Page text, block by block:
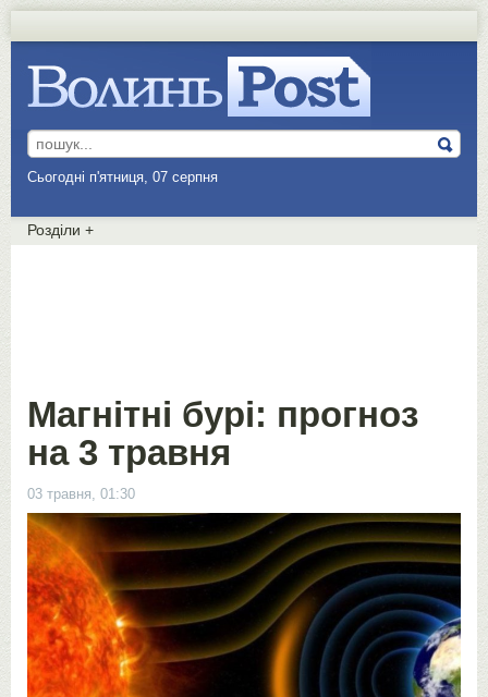
Сьогодні п'ятниця, 07 серпня
Розділи +
Магнітні бурі: прогноз
на 3 травня
03 травня, 01:30